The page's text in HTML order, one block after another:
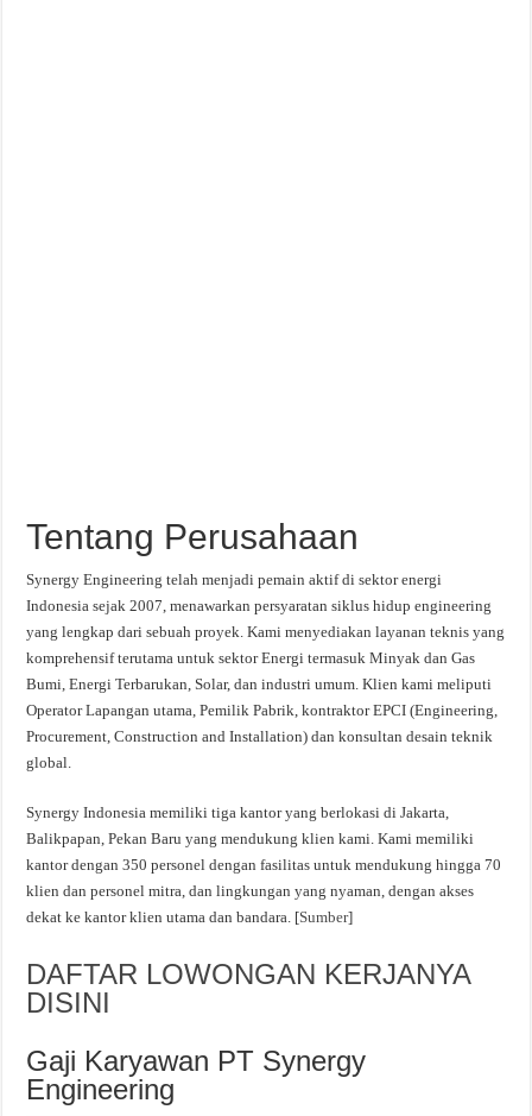
Tentang Perusahaan
Synergy Engineering telah menjadi pemain aktif di sektor energi
Indonesia sejak 2007, menawarkan persyaratan siklus hidup engineering
yang lengkap dari sebuah proyek. Kami menyediakan layanan teknis yang
komprehensif terutama untuk sektor Energi termasuk Minyak dan Gas
Bumi, Energi Terbarukan, Solar, dan industri umum. Klien kami meliputi
Operator Lapangan utama, Pemilik Pabrik, kontraktor EPCI (Engineering,
Procurement, Construction and Installation) dan konsultan desain teknik
global.
Synergy Indonesia memiliki tiga kantor yang berlokasi di Jakarta,
Balikpapan, Pekan Baru yang mendukung klien kami. Kami memiliki
kantor dengan 350 personel dengan fasilitas untuk mendukung hingga 70
klien dan personel mitra, dan lingkungan yang nyaman, dengan akses
dekat ke kantor klien utama dan bandara. [Sumber]
DAFTAR LOWONGAN KERJANYA
DISINI
Gaji Karyawan PT Synergy
Engineering